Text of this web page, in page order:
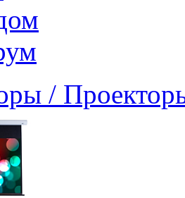
/